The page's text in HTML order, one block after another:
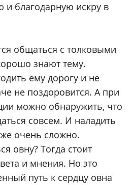
и благодарную искру в
общаться с толковыми
знают тему.
ему дорогу и не
не поздоровится. А при
можно обнаружить, что
совсем. И наладить
очень сложно.
овну? Тогда стоит
и мнения. Но это
путь к сердцу овна